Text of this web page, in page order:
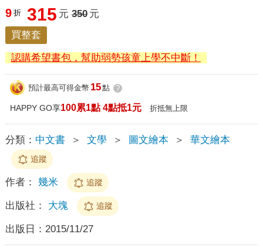
9 折 315 元 350 元
買整套
認購希望書包，幫助弱勢孩童上學不中斷！
預計最高可得金幣 15點 ?
HAPPY GO享100累1點 4點抵1元 折抵無上限
分類： 中文書 ＞ 文學 ＞ 圖文繪本 ＞ 華文繪本
追蹤
作者： 幾米 追蹤
出版社： 大塊 追蹤
出版日： 2015/11/27